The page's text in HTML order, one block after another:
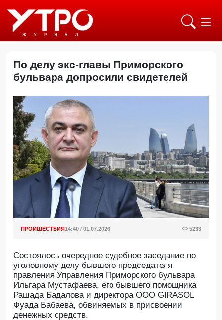
По делу экс-главы Приморского
бульвара допросили свидетелей
ПРОИШЕСТВИЯ14:40 / 01.07.2026 5233
Состоялось очередное судебное заседание по
уголовному делу бывшего председателя
правления Управления Приморского бульвара
Ильгара Мустафаева, его бывшего помощника
Рашада Бадалова и директора ООО GIRASOL
Фуада Бабаева, обвиняемых в присвоении
денежных средств.